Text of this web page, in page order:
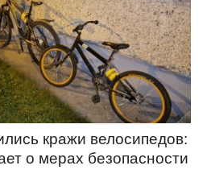
кражи велосипедов:
о мерах безопасности